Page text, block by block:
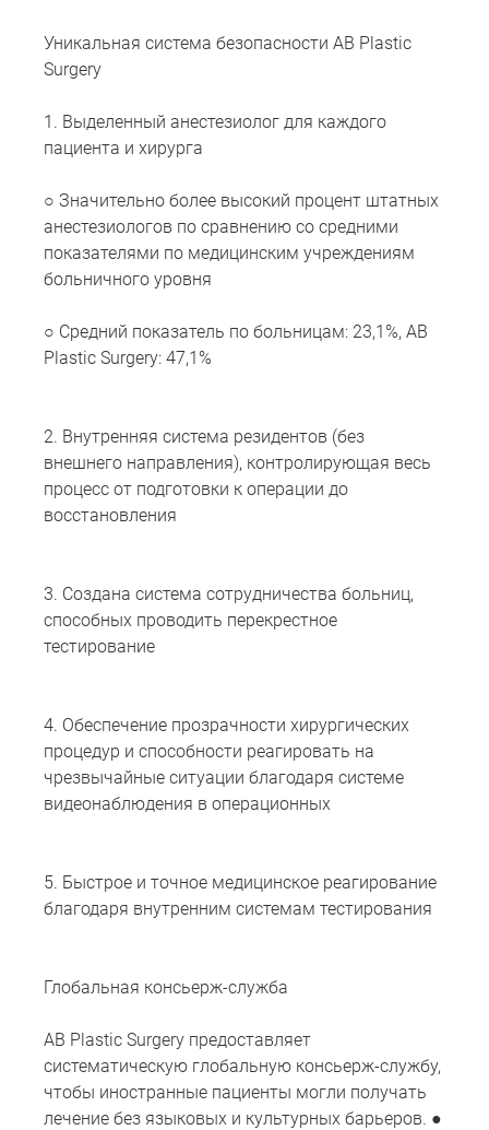
Уникальная система безопасности AB Plastic
Surgery
1. Выделенный анестезиолог для каждого
пациента и хирурга
○ Значительно более высокий процент штатных
анестезиологов по сравнению со средними
показателями по медицинским учреждениям
больничного уровня
○ Средний показатель по больницам: 23,1%, AB
Plastic Surgery: 47,1%
2. Внутренняя система резидентов (без
внешнего направления), контролирующая весь
процесс от подготовки к операции до
восстановления
3. Создана система сотрудничества больниц,
способных проводить перекрестное
тестирование
4. Обеспечение прозрачности хирургических
процедур и способности реагировать на
чрезвычайные ситуации благодаря системе
видеонаблюдения в операционных
5. Быстрое и точное медицинское реагирование
благодаря внутренним системам тестирования
Глобальная консьерж-служба
AB Plastic Surgery предоставляет
систематическую глобальную консьерж-службу,
чтобы иностранные пациенты могли получать
лечение без языковых и культурных барьеров. ●